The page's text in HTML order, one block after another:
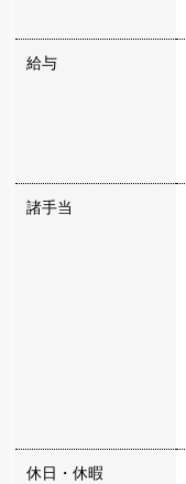
給与
諸手当
休日・休暇